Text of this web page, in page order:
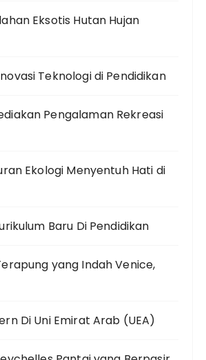
Eksotis Hutan Hujan
Teknologi di Pendidikan
Pengalaman Rekreasi
Ekologi Menyentuh Hati di
Baru Di Pendidikan
yang Indah Venice,
Di Uni Emirat Arab (UEA)